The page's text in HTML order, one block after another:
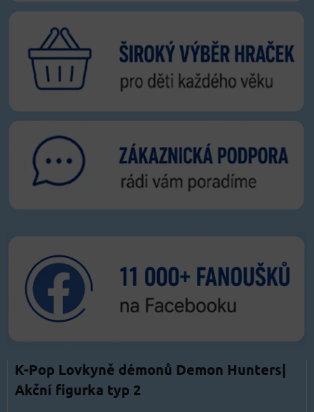
K-Pop Lovkyně démonů Demon Hunters|
Akční figurka typ 2